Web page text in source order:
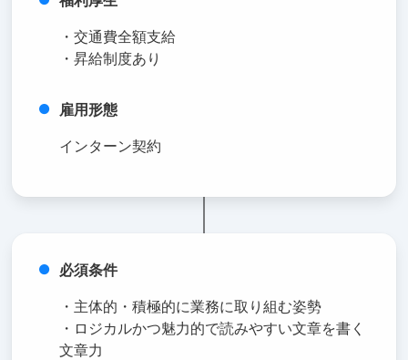
・交通費全額支給
・昇給制度あり
雇用形態
インターン契約
必須条件
・主体的・積極的に業務に取り組む姿勢
・ロジカルかつ魅力的で読みやすい文章を書く
文章力